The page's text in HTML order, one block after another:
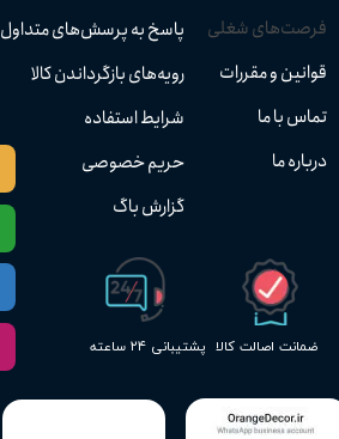
پشتیبانی ۲۴ ساعته ضمانت اصالت کالا
پاسخ به پرسش‌های متداول
رویه‌های بازگرداندن کالا
شرایط استفاده
حریم خصوصی
گزارش باگ
فرصت‌های شغلی
قوانین و مقررات
تماس با ما
درباره ما